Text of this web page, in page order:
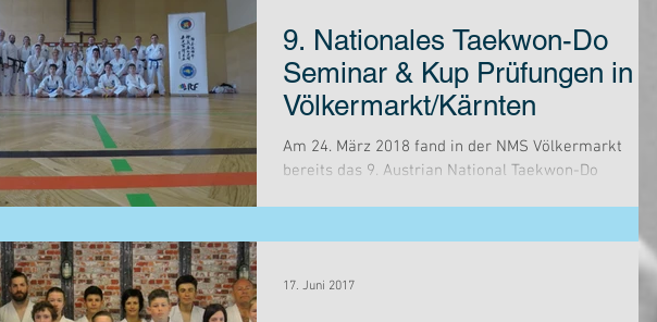
9. Nationales Taekwon-Do
Seminar & Kup Prüfungen in
Völkermarkt/Kärnten
Am 24. März 2018 fand in der NMS Völkermarkt
bereits das 9. Austrian National Taekwon-Do
17. Juni 2017